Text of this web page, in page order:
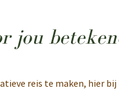
jou
reis te maken, hier bij